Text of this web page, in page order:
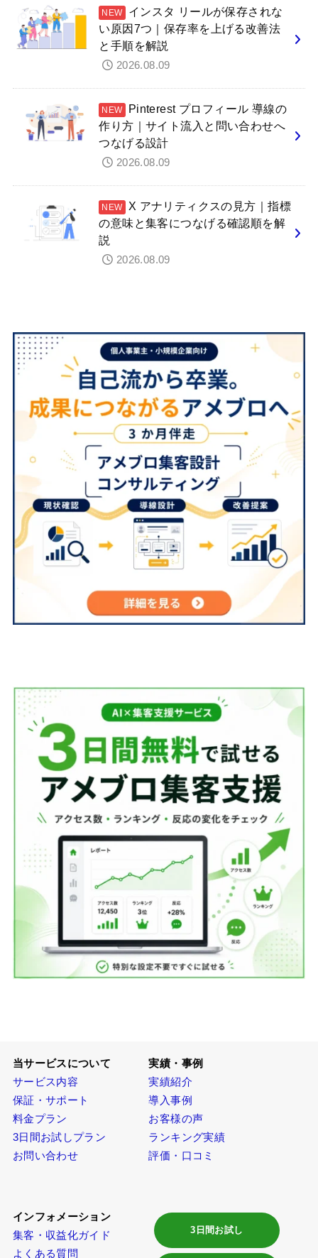
インスタ リールが保存されな
い原因7つ｜保存率を上げる改善法
と手順を解説
2026.08.09
Pinterest プロフィール 導線の
作り方｜サイト流入と問い合わせへ
つなげる設計
2026.08.09
X アナリティクスの見方｜指標
の意味と集客につなげる確認順を解
説
2026.08.09
当サービスについて
サービス内容
保証・サポート
料金プラン
3日間お試しプラン
お問い合わせ
実績・事例
実績紹介
導入事例
お客様の声
ランキング実績
評価・口コミ
インフォメーション
集客・収益化ガイド
よくある質問
3日間お試し